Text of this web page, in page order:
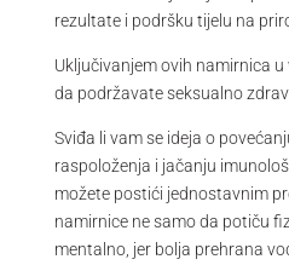
rezultate i podršku tijelu na
Uključivanjem ovih namirnica
da podržavate seksualno
Sviđa li vam se ideja o
raspoloženja i jačanju
možete postići jednostavnim
namirnice ne samo da potiču
mentalno, jer bolja prehrana